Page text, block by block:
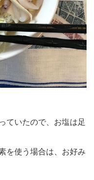
ていたので、お塩は足
を使う場合は、お好み